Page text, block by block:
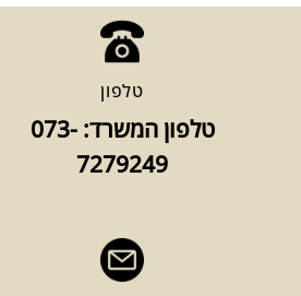
טלפון
טלפון המשרד: 073-
7279249